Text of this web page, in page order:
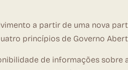
a partir de uma nova
princípios de Governo
de informações sobre